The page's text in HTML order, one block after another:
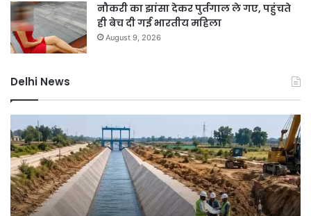
नौकरी का झांसा देकर पुर्तगाल ले गए, पहुंचते
ही बेच दी गई भारतीय महिला
August 9, 2026
Delhi News
नहर
होगी
सीमेंटेड,
750
करोड़
की
में
ने
15